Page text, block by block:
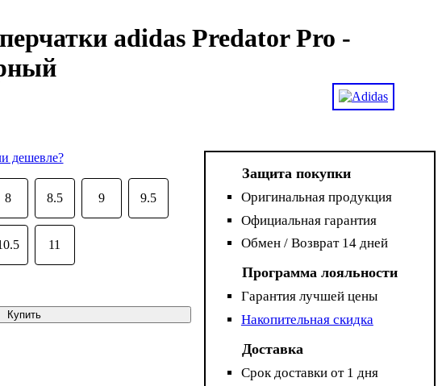
adidas Predator Pro -
дешевле?
8 8.5 9 9.5
11
Купить
Защита покупки
Оригинальная продукция
Официальная гарантия
Обмен / Возврат 14 дней
Программа лояльности
Гарантия лучшей цены
Накопительная скидка
Доставка
Срок доставки от 1 дня